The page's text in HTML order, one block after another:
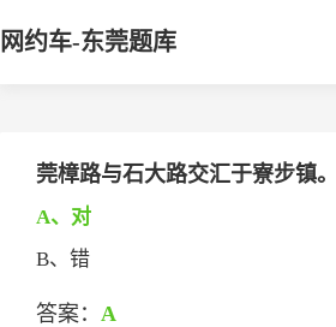
网约车-东莞题库
莞樟路与石大路交汇于寮步镇。
A、对
B、错
答案： A